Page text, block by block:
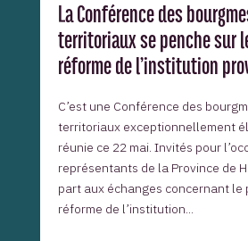
La Conférence des
territoriaux se penche sur
réforme de l’institution
C’est une Conférence des
territoriaux exceptionnellement
réunie ce 22 mai. Invités pour
représentants de la Province de
part aux échanges concernant le
réforme de l’institution...